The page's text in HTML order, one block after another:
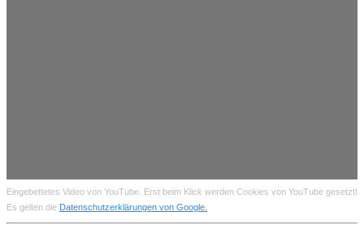
Eingebettetes Video von YouTube. Erst beim Klick werden Cookies von YouTube gesetzt!
Es gelten die Datenschutzerklärungen von Google.